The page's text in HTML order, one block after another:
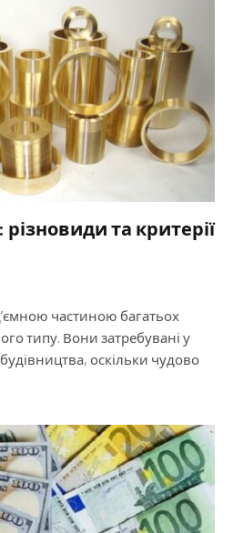
та критерії
частиною багатьох
типу. Вони затребувані у
оскільки чудово